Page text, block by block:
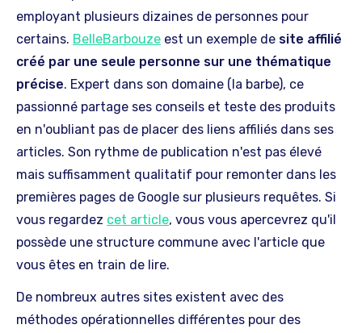
employant plusieurs dizaines de personnes pour
certains. BelleBarbouze est un exemple de site affilié
créé par une seule personne sur une thématique
précise. Expert dans son domaine (la barbe), ce
passionné partage ses conseils et teste des produits
en n'oubliant pas de placer des liens affiliés dans ses
articles. Son rythme de publication n'est pas élevé
mais suffisamment qualitatif pour remonter dans les
premières pages de Google sur plusieurs requêtes. Si
vous regardez cet article, vous vous apercevrez qu'il
possède une structure commune avec l'article que
vous êtes en train de lire.
De nombreux autres sites existent avec des
méthodes opérationnelles différentes pour des